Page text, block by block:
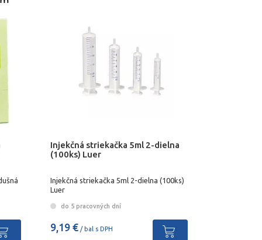
Injekčná striekačka 5ml 2-dielna
(100ks) Luer
Injekčná striekačka 5ml 2-dielna (100ks)
Luer
do 5 pracovných dní
9,19 €/ bal s DPH